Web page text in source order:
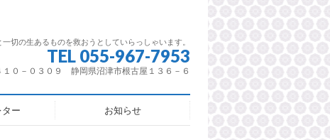
切の生あるものを救おうとしていらっしゃいます。
TEL 055-967-7953
１０－０３０９ 静岡県沼津市根古屋１３６－６
ー お知らせ